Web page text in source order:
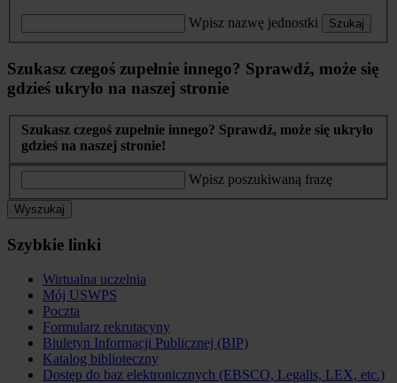
Wpisz nazwę jednostki Szukaj
Szukasz czegoś zupełnie innego? Sprawdź, może się
gdzieś ukryło na naszej stronie
Szukasz czegoś zupełnie innego? Sprawdź, może się ukryło
gdzieś na naszej stronie!
Wpisz poszukiwaną frazę
Wyszukaj
Szybkie linki
Wirtualna uczelnia
Mój USWPS
Poczta
Formularz rekrutacyny
Biuletyn Informacji Publicznej (BIP)
Katalog biblioteczny
Dostęp do baz elektronicznych (EBSCO, Legalis, LEX, etc.)